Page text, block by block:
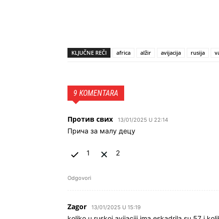
KLJUČNE REČI africa alžir avijacija rusija
9 KOMENTARA
Против свих 13/01/2025 U 22:14
Прича за малу децу
1 2
Odgovori
Zagor 13/01/2025 U 15:19